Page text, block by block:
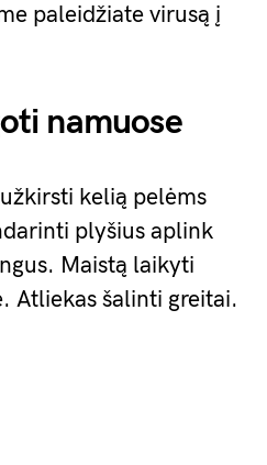
paleidžiate virusą į
namuose
kelią pelėms
plyšius aplink
Maistą laikyti
Atliekas šalinti greitai.